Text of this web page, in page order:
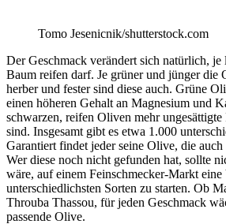
Tomo Jesenicnik/shutterstock.com
Der Geschmack verändert sich natürlich,
Baum reifen darf. Je grüner und jünger die
herber und fester sind diese auch. Grüne
einen höheren Gehalt an Magnesium und
schwarzen, reifen Oliven mehr ungesättigte
sind. Insgesamt gibt es etwa 1.000
Garantiert findet jeder seine Olive, die
Wer diese noch nicht gefunden hat, sollte
wäre, auf einem Feinschmecker-Markt
unterschiedlichsten Sorten zu starten. Ob
Throuba Thassou, für jeden Geschmack
passende Olive.